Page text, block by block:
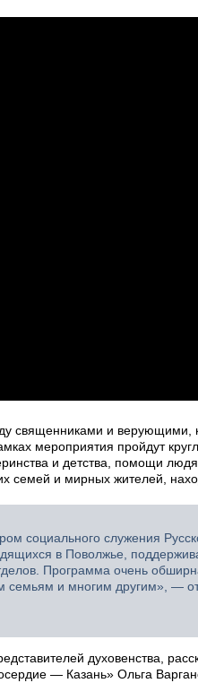
священниками и верующими,
мероприятия пройдут
и детства, помощи
семей и мирных жителей,
социального служения
в Поволжье,
Программа очень
и многим другим», —
духовенства,
— Казань» Ольга